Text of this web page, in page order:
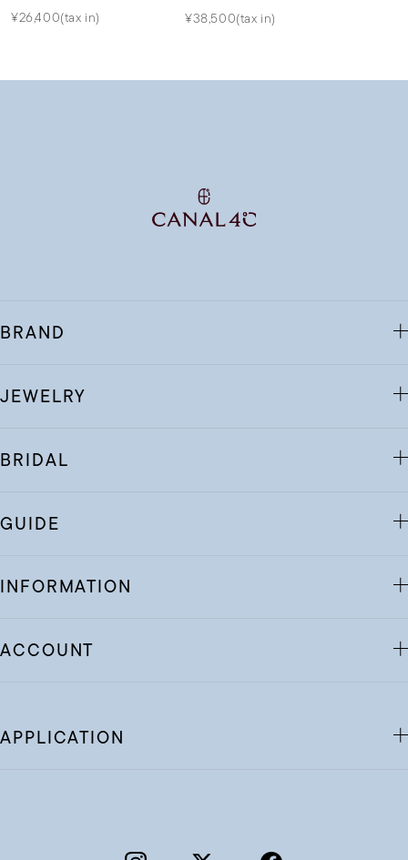
¥26,400(tax in) ¥38,500(tax in)
BRAND
JEWELRY
BRIDAL
GUIDE
INFORMATION
ACCOUNT
APPLICATION